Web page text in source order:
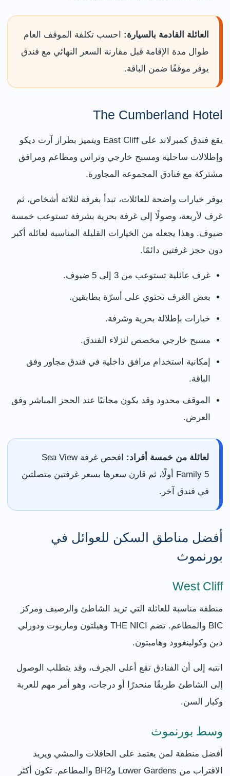
العائلة القادمة بالسيارة: احسب تكلفة الموقف العام
طوال مدة الإقامة قبل مقارنة السعر النهائي مع فندق
يوفر موقفًا ضمن الباقة.
The Cumberland Hotel
يقع فندق كمبرلاند على East Cliff ويتميز بطراز آرت ديكو
وإطلالات ساحلية ومسبح خارجي وتراس ومطاعم ومرافق
مشتركة مع فنادق المجموعة المجاورة.
يوفر خيارات واضحة للعائلات، تبدأ بغرفة لثلاثة أشخاص، ثم
غرف لأربعة، وصولًا إلى غرفة بحرية بشرفة تستوعب خمسة
ضيوف. وهذا يجعله من الخيارات القليلة المناسبة لعائلة أكبر
دون حجز غرفتين دائمًا.
غرف عائلية تستوعب من 3 إلى 5 ضيوف.
بعض الغرف تحتوي على أسرّة بطابقين.
خيارات بإطلالة بحرية وشرفة.
مسبح خارجي مخصص لنزلاء الفندق.
إمكانية استخدام مرافق داخلية في فندق مجاور وفق
الباقة.
الموقف محدود وقد يكون مجانيًا عند الحجز المباشر وفق
العرض.
لعائلة من خمسة أفراد:
افحص غرفة Sea View
Family 5 أولًا، ثم قارن سعرها بسعر غرفتين متصلتين
في فندق آخر.
أفضل مناطق السكن للعوائل في
بورنموث
West Cliff
منطقة مناسبة للعائلة التي تريد الشاطئ والرصيف ومركز
BIC والمطاعم. تضم THE NICI وهيلتون وماريوت ودورلي
دين وكولينغوود وهامبتون.
انتبه إلى أن الفنادق تقع أعلى الجرف، وقد يتطلب الوصول
إلى الشاطئ طريقًا منحدرًا أو درجات، وهو أمر مهم للعربة
وكبار السن.
وسط بورنموث
أفضل منطقة لمن يعتمد على الحافلات والمشي ويريد
الاقتراب من Lower Gardens وBH2 والمطاعم. تكون أكثر